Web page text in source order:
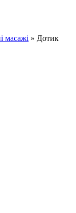
масажі » Дотик